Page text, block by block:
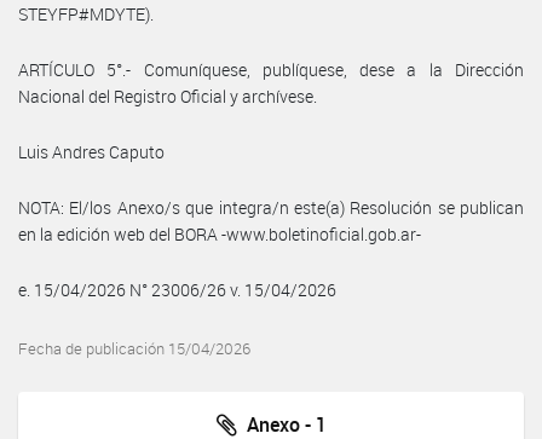
STEYFP#MDYTE).
ARTÍCULO 5°.- Comuníquese, publíquese, dese a la Dirección
Nacional del Registro Oficial y archívese.
Luis Andres Caputo
NOTA: El/los Anexo/s que integra/n este(a) Resolución se publican
en la edición web del BORA -www.boletinoficial.gob.ar-
e. 15/04/2026 N° 23006/26 v. 15/04/2026
Fecha de publicación 15/04/2026
Anexo - 1